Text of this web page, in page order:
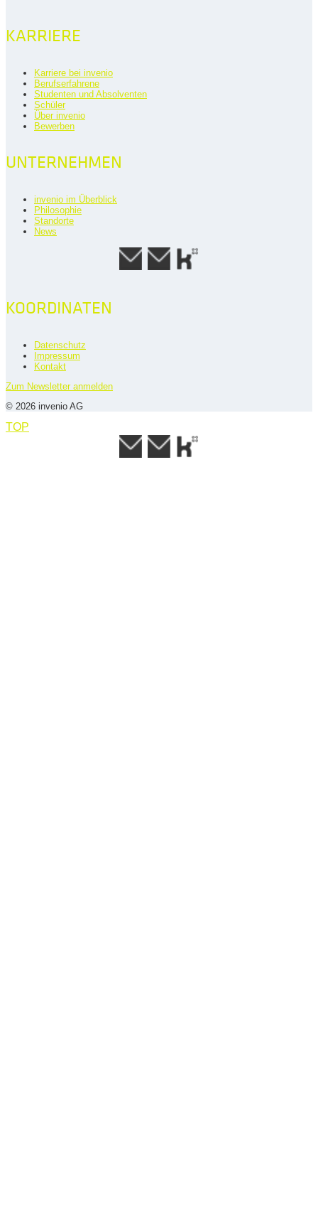
KARRIERE
Karriere bei invenio
Berufserfahrene
Studenten und Absolventen
Schüler
Über invenio
Bewerben
UNTERNEHMEN
invenio im Überblick
Philosophie
Standorte
News
KOORDINATEN
Datenschutz
Impressum
Kontakt
Zum Newsletter anmelden
© 2026 invenio AG
TOP